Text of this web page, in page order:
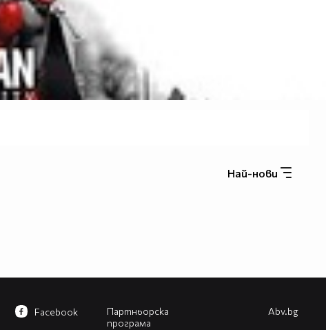
Най-нови
Партньорска
програма
Facebook Abv.bg